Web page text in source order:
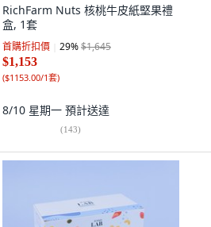
RichFarm Nuts 核桃牛皮紙堅果禮
盒, 1套
首購折扣價 29%$1,645
$1,153
($1153.00/1套)
8/10 星期一 預計送達
(143)